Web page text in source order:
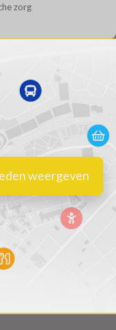
zorg
weergeven